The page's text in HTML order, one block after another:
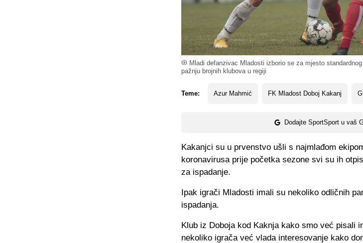
Mladi defanzivac Mladosti izborio se za mjesto
pažnju brojnih klubova u regiji
Teme: Azur Mahmić FK Mladost Doboj Kakanj
Dodajte SportSport u vaš
Kakanjci su u prvenstvo ušli s najmlađom
koronavirusa prije početka sezone svi su ih
za ispadanje.
Ipak igrači Mladosti imali su nekoliko odličnih
ispadanja.
Klub iz Doboja kod Kaknja kako smo već pisali
nekoliko igrača već vlada interesovanje kako